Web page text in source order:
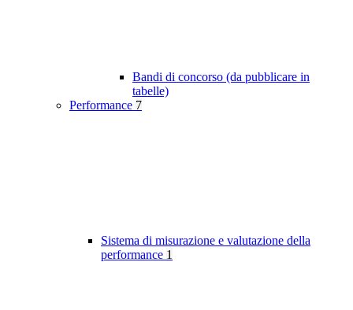
Bandi di concorso (da pubblicare in
tabelle)
Performance 7
Sistema di misurazione e valutazione della
performance 1